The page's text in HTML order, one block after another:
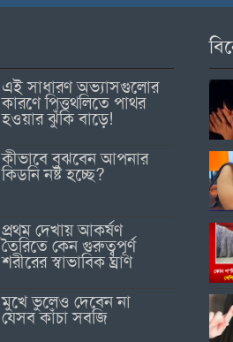
এই সাধারণ অভ্যাসগুলোর
কারণে পিত্তথলিতে পাথর
হওয়ার ঝুঁকি বাড়ে!
কীভাবে বুঝবেন আপনার
কিডনি নষ্ট হচ্ছে?
প্রথম দেখায় আকর্ষণ
তৈরিতে কেন গুরুত্বপূর্ণ
শরীরের স্বাভাবিক ঘ্রাণ
মুখে ভুলেও দেবেন না
যেসব কাঁচা সবজি